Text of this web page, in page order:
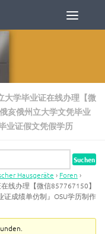
大学毕业证在线办理【微
亥俄州立大学文凭毕业
业证假文凭假学历
Hausgeräte › Foren ›
线办理【微信857767150】
证成绩单仿制』OSU学历制作